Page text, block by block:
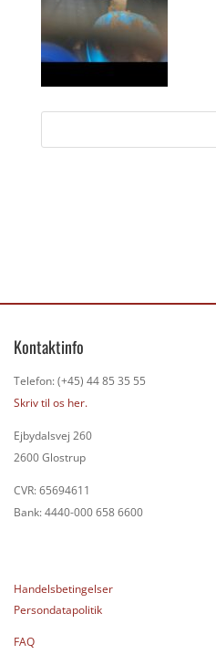
Kontaktinfo
Telefon: (+45) 44 85 35 55
Skriv til os her.
Ejbydalsvej 260
2600 Glostrup
CVR: 65694611
Bank: 4440-000 658 6600
Handelsbetingelser
Persondatapolitik
FAQ